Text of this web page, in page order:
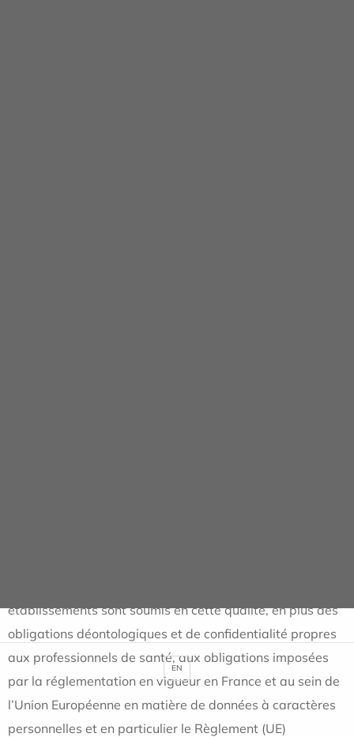
établissements sont soumis en cette qualité, en plus des
obligations déontologiques et de confidentialité propres
aux professionnels de santé, aux obligations imposées
par la réglementation en vigueur en France et au sein de
l’Union Européenne en matière de données à caractères
personnelles et en particulier le Règlement (UE)
EN